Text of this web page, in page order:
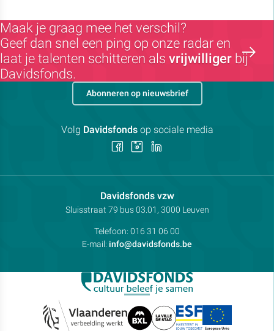
Maak je graag mee het verschil?
Geef dan snel een ping op onze radar en
laat je talenten schitteren als vrijwilliger bij
Davidsfonds.
Davidsfonds vzwContactpersoon:
Adres:
Sluisstraat 79 bus 03.01, 3000 Leuven
Telefoon: 016 31 06 00
E-mail: info@davidsfonds.be
Abonneren op nieuwsbrief
Volg Davidsfondsop sociale media
Volg Volg